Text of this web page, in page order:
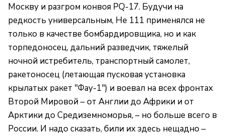
Москву и разгром конвоя PQ-17. Будучи на
редкость универсальным, He 111 применялся не
только в качестве бомбардировщика, но и как
торпедоносец, дальний разведчик, тяжелый
ночной истребитель, транспортный самолет,
ракетоносец (летающая пусковая установка
крылатых ракет "Фау-1") и воевал на всех фронтах
Второй Мировой – от Англии до Африки и от
Арктики до Средиземноморья, – но больше всего в
России. И надо сказать, били их здесь нещадно –